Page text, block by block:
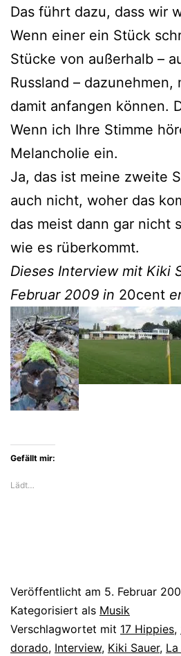
Das führt dazu, dass wir
Wenn einer ein Stück
Stücke von außerhalb –
Russland – dazunehmen,
damit anfangen können.
Wenn ich Ihre Stimme
Melancholie ein.
Ja, das ist meine zweite
auch nicht, woher das
das meist dann gar nicht
wie es rüberkommt.
Dieses Interview mit Kiki
Februar 2009 in 20cent
Gefällt mir:
Lädt…
Veröffentlicht am 5. Februar
Kategorisiert als Musik
Verschlagwortet mit 17 Hippies,
dorado, Interview, Kiki Sauer,